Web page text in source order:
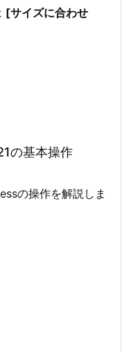
[サイズに合わせ
の基本操作
の操作を解説しま